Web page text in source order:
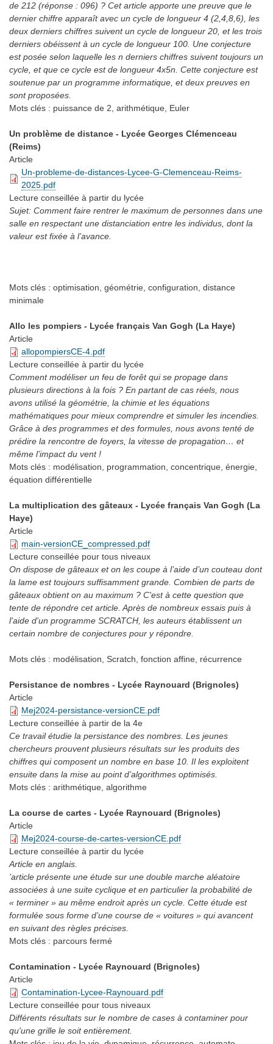
de 212 (réponse : 096) ? Cet article apporte une preuve que le
dernier chiffre apparaît avec un cycle de longueur 4 (2,4,8,6), les
deux derniers chiffres suivent un cycle de longueur 20, et les trois
derniers obéissent à un cycle de longueur 100. Une conjecture
est posée selon laquelle les n derniers chiffres suivent toujours un
cycle, et que ce cycle est de longueur 4x5n. Cette conjecture est
soutenue par un programme informatique, et deux preuves en
sont proposées.
Mots clés : puissance de 2, arithmétique, Euler
Un problème de distance - Lycée Georges Clémenceau
(Reims)
Article
Un-probleme-de-distances-Lycee-G-Clemenceau-Reims-
2025.pdf
Lecture conseillée à partir du lycée
Sujet: Comment faire rentrer le maximum de personnes dans une
salle en respectant une distanciation entre les individus, dont la
valeur est fixée à l’avance.
Mots clés : optimisation, géométrie, configuration, distance
minimale
Allo les pompiers - Lycée français Van Gogh (La Haye)
Article
allopompiersCE-4.pdf
Lecture conseillée à partir du lycée
Comment modéliser un feu de forêt qui se propage dans
plusieurs directions à la fois ? En partant de cas réels, nous
avons utilisé la géométrie, la chimie et les équations
mathématiques pour mieux comprendre et simuler les incendies.
Grâce à des programmes et des formules, nous avons tenté de
prédire la rencontre de foyers, la vitesse de propagation… et
même l’impact du vent !
Mots clés : modélisation, programmation, concentrique, énergie,
équation différentielle
La multiplication des gâteaux - Lycée français Van Gogh (La
Haye)
Article
main-versionCE_compressed.pdf
Lecture conseillée pour tous niveaux
On dispose de gâteaux et on les coupe à l’aide d’un couteau dont
la lame est toujours suffisamment grande. Combien de parts de
gâteaux obtient on au maximum ? C'est à cette question que
tente de répondre cet article. Après de nombreux essais puis à
l'aide d'un programme SCRATCH, les auteurs établissent un
certain nombre de conjectures pour y répondre.
Mots clés : modélisation, Scratch, fonction affine, récurrence
Persistance de nombres - Lycée Raynouard (Brignoles)
Article
Mej2024-persistance-versionCE.pdf
Lecture conseillée à partir de la 4e
Ce travail étudie la persistance des nombres. Les jeunes
chercheurs prouvent plusieurs résultats sur les produits des
chiffres qui composent un nombre en base 10. Il les exploitent
ensuite dans la mise au point d’algorithmes optimisés.
Mots clés : arithmétique, algorithme
La course de cartes - Lycée Raynouard (Brignoles)
Article
Mej2024-course-de-cartes-versionCE.pdf
Lecture conseillée à partir du lycée
Article en anglais.
’article présente une étude sur une double marche aléatoire
associées à une suite cyclique et en particulier la probabilité de
« terminer » au même endroit après un cycle. Cette étude est
formulée sous forme d’une course de « voitures » qui avancent
en suivant des règles précises.
Mots clés : parcours fermé
Contamination - Lycée Raynouard (Brignoles)
Article
Contamination-Lycee-Raynouard.pdf
Lecture conseillée pour tous niveaux
Différents résultats sur le nombre de cases à contaminer pour
qu'une grille le soit entièrement.